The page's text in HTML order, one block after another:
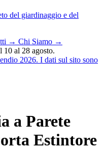
del giardinaggio e del
→ Chi Siamo →
10 al 28 agosto.
2026. I dati sul sito sono
a Parete
Estintore